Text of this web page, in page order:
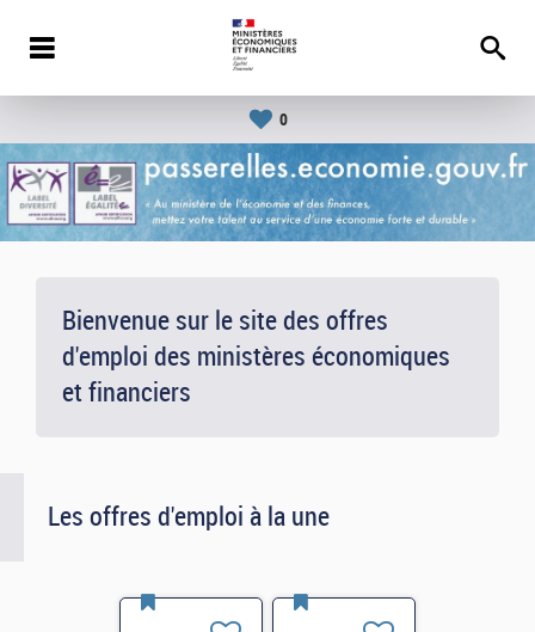
0
Bienvenue sur le site des offres
d'emploi des ministères économiques
et financiers
Les offres d'emploi à la une